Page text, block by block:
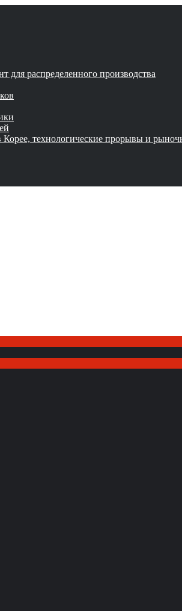
для распределенного производства
технологические прорывы и